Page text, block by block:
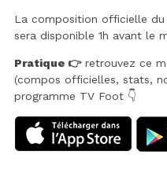
La composition officielle
sera disponible 1h avant le
Pratique 👉retrouvez ce
(compos officielles, stats,
programme TV Foot 👇